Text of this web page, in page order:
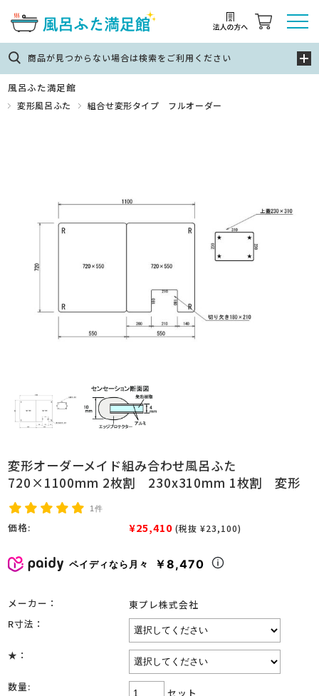
商品が見つからない場合は検索をご利用ください
風呂ふた満足館
変形風呂ふた 組合せ変形タイプ フルオーダー
変形オーダーメイド組み合わせ風呂ふた
720×1100mm 2枚割 230x310mm 1枚割 変形
1件
価格: ¥25,410 (税抜 ¥23,100)
ペイディなら月々 ￥8,470
メーカー：
東プレ株式会社
R寸法：
★：
数量: セット